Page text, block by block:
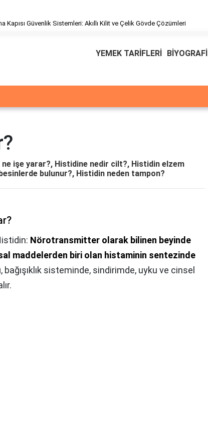
Kapısı Güvenlik Sistemleri: Akıllı Kilit ve Çelik Gövde Çözümleri
YEMEK TARİFLERİ BİYOGRAFİ
işe yarar?, Histidine nedir cilt?, Histidin elzem
bulunur?, Histidin neden tampon?
Nörotransmitter olarak bilinen beyinde
maddelerden biri olan histaminin sentezinde
sisteminde, sindirimde, uyku ve cinsel